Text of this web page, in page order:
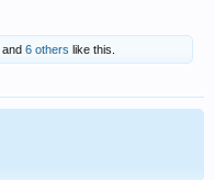
and 6 others like this.